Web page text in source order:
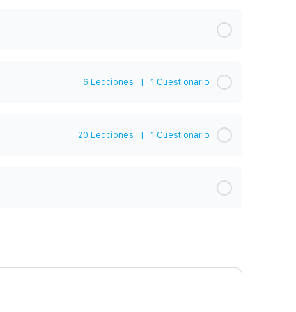
6 Lecciones 1 Cuestionario
20 Lecciones 1 Cuestionario